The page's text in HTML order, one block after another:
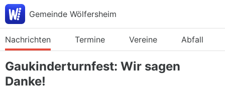
Gemeinde Wölfersheim
Nachrichten Termine Vereine Abfall
Gaukinderturnfest: Wir sagen
Danke!